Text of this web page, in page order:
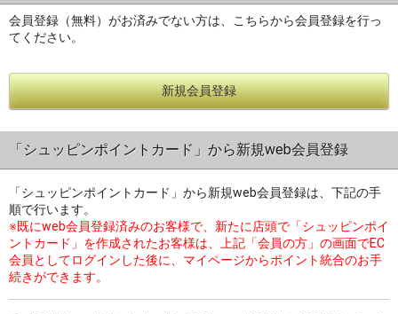
会員登録（無料）がお済みでない方は、こちらから会員登録を行っ
てください。
新規会員登録
「シュッピンポイントカード」から新規web会員登録
「シュッピンポイントカード」から新規web会員登録は、下記の手
順で行います。
※既にweb会員登録済みのお客様で、新たに店頭で「シュッピンポイ
ントカード」を作成されたお客様は、上記「会員の方」の画面でEC
会員としてログインした後に、マイページからポイント統合のお手
続きができます。